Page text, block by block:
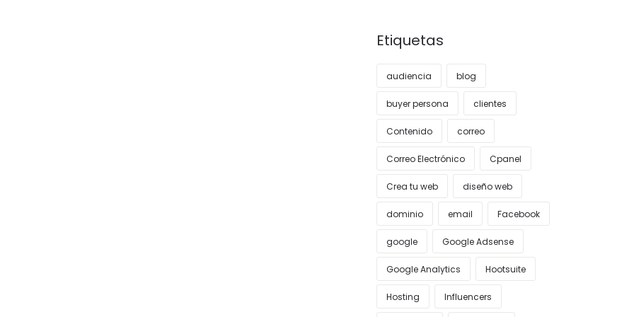
Etiquetas
audiencia blog
buyer persona clientes
Contenido correo
Correo Electrónico Cpanel
Crea tu web diseño web
dominio email Facebook
google Google Adsense
Google Analytics Hootsuite
Hosting Influencers